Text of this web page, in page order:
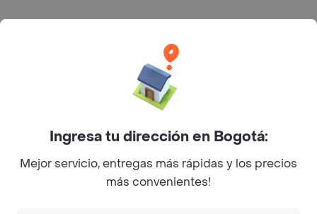
Bogotá D.C. --- notificacionesrappi@rappi.com
Ingresa tu dirección en Bogotá:
Mejor servicio, entregas más rápidas y los precios
más convenientes!